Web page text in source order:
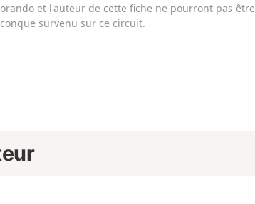
et l'auteur de cette fiche ne pourront pas être
survenu sur ce circuit.